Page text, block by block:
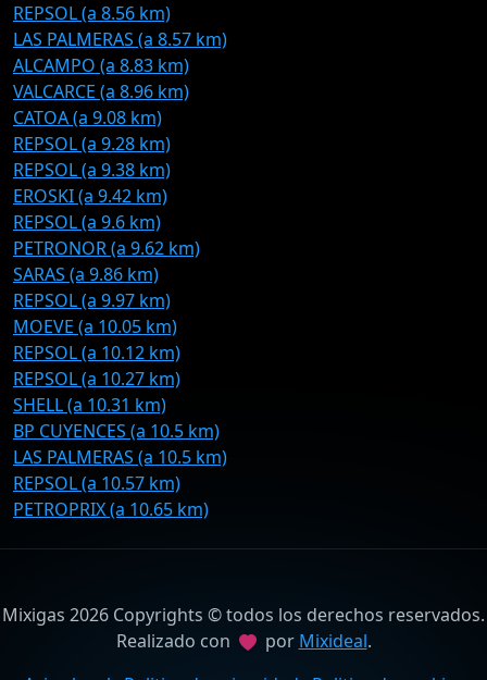
REPSOL (a 8.56 km)
LAS PALMERAS (a 8.57 km)
ALCAMPO (a 8.83 km)
VALCARCE (a 8.96 km)
CATOA (a 9.08 km)
REPSOL (a 9.28 km)
REPSOL (a 9.38 km)
EROSKI (a 9.42 km)
REPSOL (a 9.6 km)
PETRONOR (a 9.62 km)
SARAS (a 9.86 km)
REPSOL (a 9.97 km)
MOEVE (a 10.05 km)
REPSOL (a 10.12 km)
REPSOL (a 10.27 km)
SHELL (a 10.31 km)
BP CUYENCES (a 10.5 km)
LAS PALMERAS (a 10.5 km)
REPSOL (a 10.57 km)
PETROPRIX (a 10.65 km)
Mixigas 2026 Copyrights © todos los derechos reservados.
Realizado con
por Mixideal.